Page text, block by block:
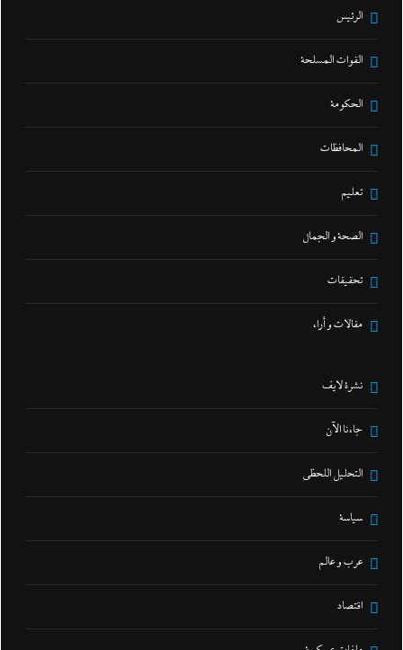
الرئيس
القوات المسلحة
الحكومة
المحافظات
تعليم
الصحة و الجمال
تحقيقات
مقالات و أراء
نشرة لايف
جاءنا الآن
التحليل اللحظي
سياسة
عرب و عالم
اقتصاد